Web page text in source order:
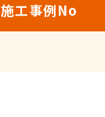
施工事例No